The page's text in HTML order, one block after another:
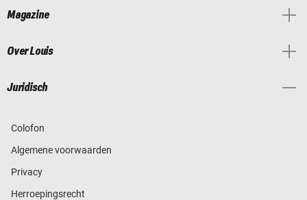
Magazine
Over Louis
Juridisch
Colofon
Algemene voorwaarden
Privacy
Herroepingsrecht